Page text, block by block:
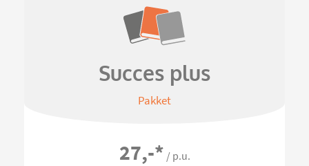
Succes plus
Pakket
27,-* / p.u.